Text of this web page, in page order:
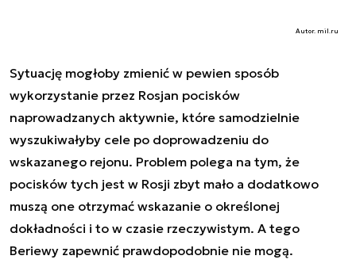
Autor. mil.ru
Sytuację mogłoby zmienić w pewien sposób
wykorzystanie przez Rosjan pocisków
naprowadzanych aktywnie, które samodzielnie
wyszukiwałyby cele po doprowadzeniu do
wskazanego rejonu. Problem polega na tym, że
pocisków tych jest w Rosji zbyt mało a dodatkowo
muszą one otrzymać wskazanie o określonej
dokładności i to w czasie rzeczywistym. A tego
Beriewy zapewnić prawdopodobnie nie mogą.